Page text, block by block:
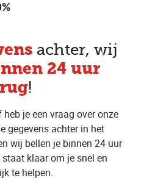
achter, wij
24 uur
!
je een vraag over onze
gegevens achter in het
wij bellen je binnen 24 uur
klaar om je snel en
te helpen.